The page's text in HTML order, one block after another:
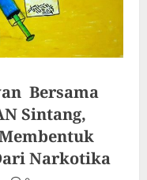
Bersama
Sintang,
Narkotika